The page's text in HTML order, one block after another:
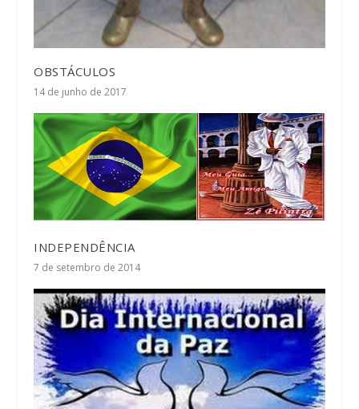
OBSTÁCULOS
14 de junho de 2017
INDEPENDÊNCIA
7 de setembro de 2014